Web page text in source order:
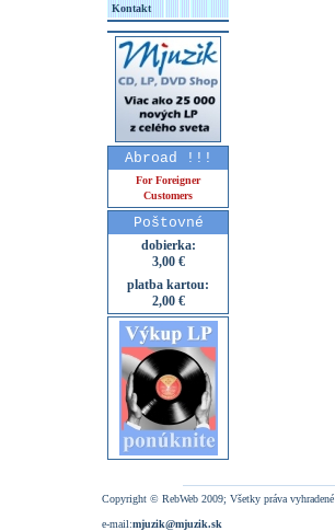
Kontakt
Abroad !!!
For Foreigner
Customers
Poštovné
dobierka:
3,00 €
platba kartou:
2,00 €
Copyright © RebWeb 2009; Všetky práva vyhradené
e-mail:mjuzik@mjuzik.sk